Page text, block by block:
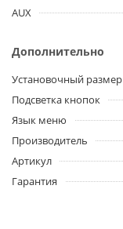
AUX
Дополнительно
Установочный размер
Подсветка кнопок
Язык меню
Производитель
Артикул
Гарантия